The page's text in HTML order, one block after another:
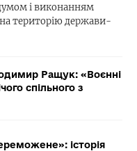
і виконанням
на територію держави-
Ращук: «Воєнні
спільного з
історія